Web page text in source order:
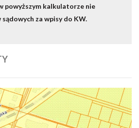
powyższym kalkulatorze nie
za wpisy do KW.